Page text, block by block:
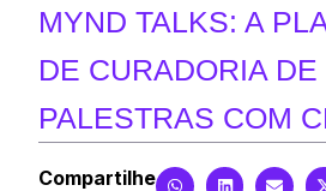
MYND TALKS: A
DE CURADORIA DE
PALESTRAS COM
Compartilhe